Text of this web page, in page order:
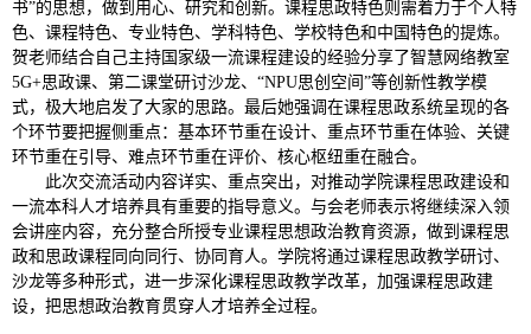
书”的思想，做到用心、研究和创新。课程思政特色则需着力于个人特
色、课程特色、专业特色、学科特色、学校特色和中国特色的提炼。
贺老师结合自己主持国家级一流课程建设的经验分享了智慧网络教室
5G+思政课、第二课堂研讨沙龙、“NPU思创空间”等创新性教学模
式，极大地启发了大家的思路。最后她强调在课程思政系统呈现的各
个环节要把握侧重点：基本环节重在设计、重点环节重在体验、关键
环节重在引导、难点环节重在评价、核心枢纽重在融合。
此次交流活动内容详实、重点突出，对推动学院课程思政建设和
一流本科人才培养具有重要的指导意义。与会老师表示将继续深入领
会讲座内容，充分整合所授专业课程思想政治教育资源，做到课程思
政和思政课程同向同行、协同育人。学院将通过课程思政教学研讨、
沙龙等多种形式，进一步深化课程思政教学改革，加强课程思政建
设，把思想政治教育贯穿人才培养全过程。